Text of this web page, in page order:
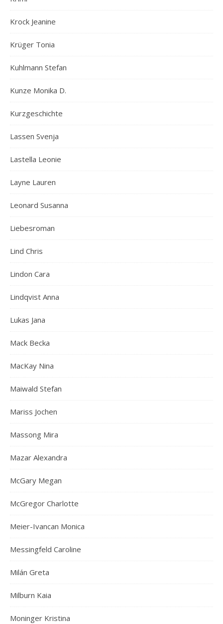
Krock Jeanine
Krüger Tonia
Kuhlmann Stefan
Kunze Monika D.
Kurzgeschichte
Lassen Svenja
Lastella Leonie
Layne Lauren
Leonard Susanna
Liebesroman
Lind Chris
Lindon Cara
Lindqvist Anna
Lukas Jana
Mack Becka
MacKay Nina
Maiwald Stefan
Mariss Jochen
Massong Mira
Mazar Alexandra
McGary Megan
McGregor Charlotte
Meier-Ivancan Monica
Messingfeld Caroline
Milán Greta
Milburn Kaia
Moninger Kristina